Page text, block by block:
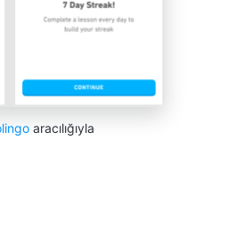
aracılığıyla